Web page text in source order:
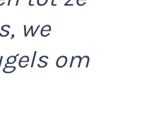
we
om